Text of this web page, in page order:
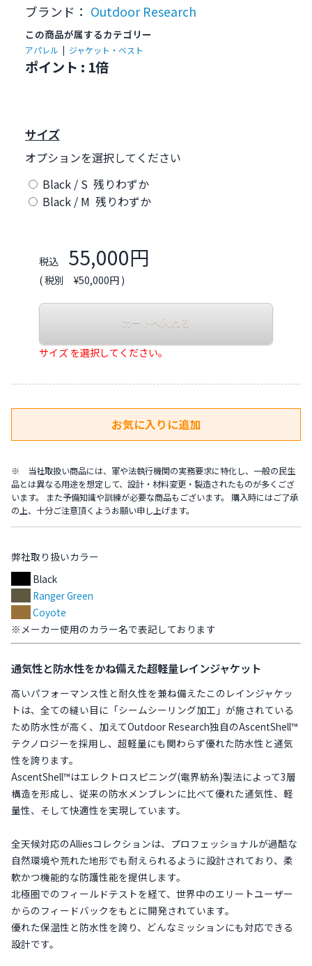
ブランド： Outdoor Research
この商品が属するカテゴリー
アパレル | ジャケット・ベスト
ポイント : 1倍
サイズ
オプションを選択してください
Black / S 残りわずか
Black / M 残りわずか
税込 55,000円
( 税別 ¥50,000円 )
サイズ を選択してください。
※ 当社取扱い商品には、軍や法執行機関の実務要求に特化し、一般の民生
品とは異なる用途を想定して、設計・材料変更・製造されたものが多くござ
います。 また予備知識や訓練が必要な商品もございます。 購入時にはご了承
の上、十分ご注意頂くようお願い申し上げます。
弊社取り扱いカラー
Black
Ranger Green
Coyote
※メーカー使用のカラー名で表記しております
通気性と防水性をかね備えた超軽量レインジャケット
高いパフォーマンス性と耐久性を兼ね備えたこのレインジャケッ
トは、全ての縫い目に「シームシーリング加工」が施されている
ため防水性が高く、加えてOutdoor Research独自のAscentShell™
テクノロジーを採用し、超軽量にも関わらず優れた防水性と通気
性を誇ります。
AscentShell™はエレクトロスピニング(電界紡糸)製法によって3層
構造を形成し、従来の防水メンブレンに比べて優れた通気性、軽
量性、そして快適性を実現しています。
全天候対応のAlliesコレクションは、プロフェッショナルが過酷な
自然環境や荒れた地形でも耐えられるように設計されており、柔
軟かつ機能的な防護性能を提供します。
北極圏でのフィールドテストを経て、世界中のエリートユーザー
からのフィードバックをもとに開発されています。
優れた保温性と防水性を誇り、どんなミッションにも対応できる
設計です。